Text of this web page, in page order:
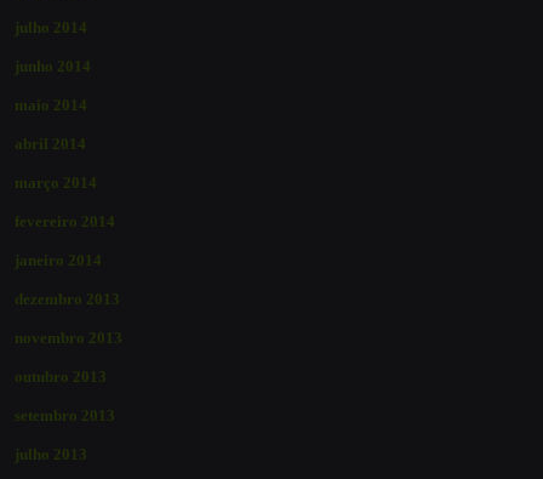
julho 2014
junho 2014
maio 2014
abril 2014
março 2014
fevereiro 2014
janeiro 2014
dezembro 2013
novembro 2013
outubro 2013
setembro 2013
julho 2013